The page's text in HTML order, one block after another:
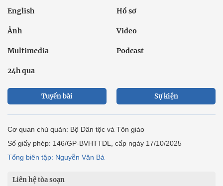
English Hồ sơ
Ảnh Video
Multimedia Podcast
24h qua
Tuyến bài Sự kiện
Cơ quan chủ quản: Bộ Dân tộc và Tôn giáo
Số giấy phép: 146/GP-BVHTTDL, cấp ngày 17/10/2025
Tổng biên tập: Nguyễn Văn Bá
Liên hệ tòa soạn